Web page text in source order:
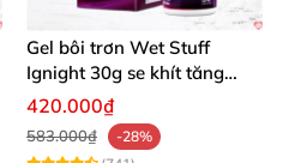
Gel bôi trơn Wet Stuff
Ignight 30g se khít tăng
khoái cảm nữ hiệu quả
420.000₫
583.000₫
-28%